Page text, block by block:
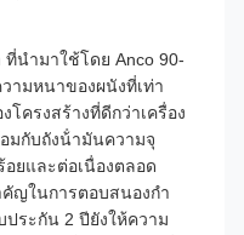
นํามาใช้โดย Anco 90-
ามหนาของผนังที่เท่า
ครงสร้างที่ดีกว่าเครื่อง
มกับถังน้ํามันความจุ
อยและต่อเนื่องตลอด
คัญในการตอบสนองกํา
ระกัน 2 ปียังให้ความ